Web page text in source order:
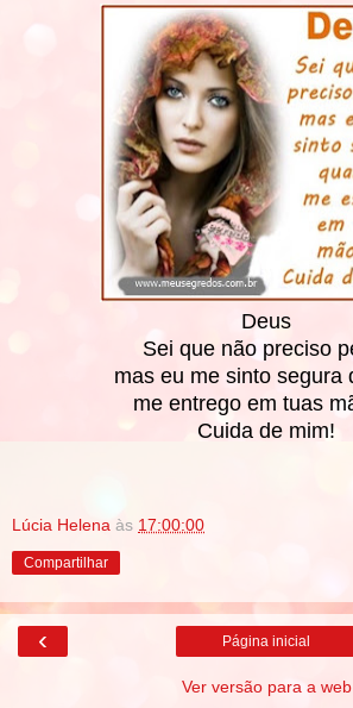
Deus
Sei que não preciso
mas eu me sinto segura
me entrego em tuas
Cuida de mim!
Lúcia Helena às 17:00:00
Compartilhar
‹ Página inicial
Ver versão para a web